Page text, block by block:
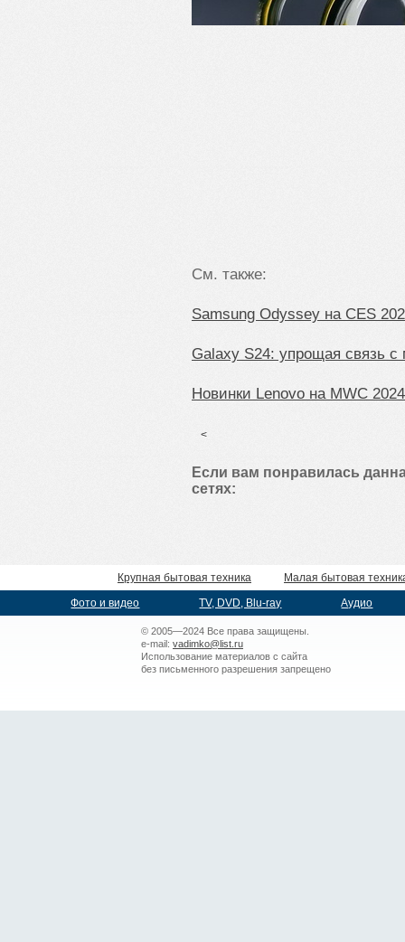
См. также:
Samsung Odyssey на CES
Galaxy S24: упрощая связь
Новинки Lenovo на MWC 2024
<
Если вам понравилась
сетях:
Крупная бытовая техника
Малая бытовая
Фото и видео
TV, DVD, Blu-ray Аудио
© 2005—2024 Все права защищены.
e-mail: vadimko@list.ru
Использование материалов с сайта
без письменного разрешения запрещено